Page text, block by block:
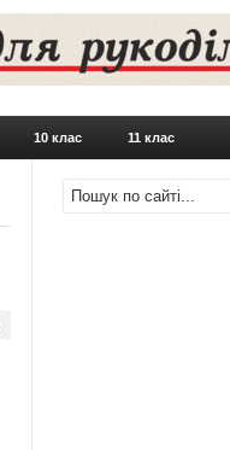
10 клас 11 клас